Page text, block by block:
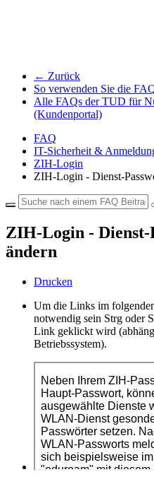
← Zurück
So verwenden Sie die
Alle FAQs der TUD für
(Kundenportal)
FAQ
IT-Sicherheit &
ZIH-Login
ZIH-Login - Dienst-
ZIH-Login - Dienst-
ändern
Drucken
Um die Links im
notwendig sein Strg oder
Link geklickt wird
Betriebssystem).